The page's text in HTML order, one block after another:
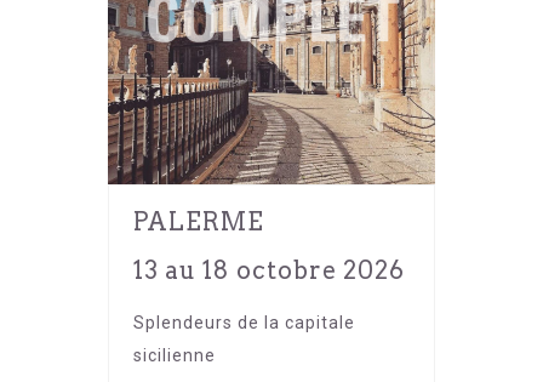
PALERME
13 au 18 octobre 2026
Splendeurs de la capitale
sicilienne